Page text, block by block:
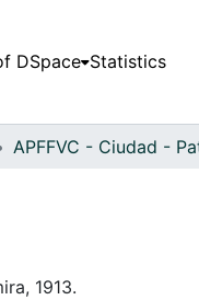
DSpace Statistics
1913.